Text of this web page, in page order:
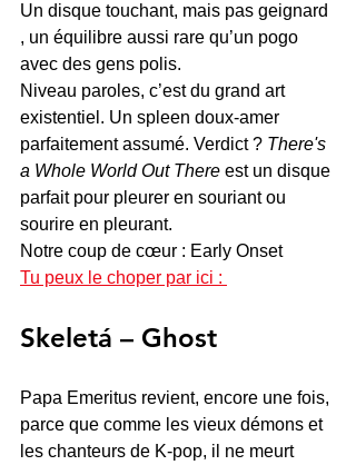
Un disque touchant, mais pas geignard
, un équilibre aussi rare qu’un pogo
avec des gens polis.
Niveau paroles, c’est du grand art
existentiel. Un spleen doux-amer
parfaitement assumé. Verdict ? There's
a Whole World Out There est un disque
parfait pour pleurer en souriant ou
sourire en pleurant.
Notre coup de cœur : Early Onset
Tu peux le choper par ici :
Skeletá – Ghost
Papa Emeritus revient, encore une fois,
parce que comme les vieux démons et
les chanteurs de K-pop, il ne meurt